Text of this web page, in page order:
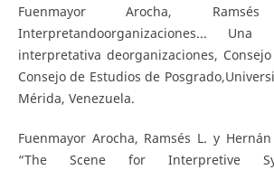
Fuenmayor Arocha,
Interpretandoorganizaciones...
interpretativa deorganizaciones,
Consejo de Estudios de
Mérida, Venezuela.
Fuenmayor Arocha, Ramsés L. y Hernán
“The Scene for Interpretive